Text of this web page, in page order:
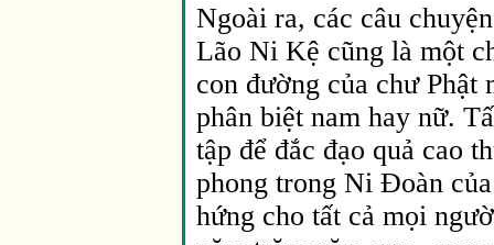
Ngoài ra, các câu
Lão Ni Kệ cũng là một
con đường của chư
phân biệt nam hay nữ.
tập để đắc đạo quả cao
phong trong Ni Ðoàn
hứng cho tất cả mọi